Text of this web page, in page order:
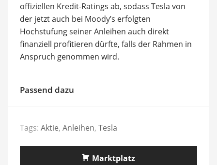
offiziellen Kredit-Ratings ab, sodass Tesla von
der jetzt auch bei Moody’s erfolgten
Hochstufung seiner Anleihen auch direkt
finanziell profitieren dürfte, falls der Rahmen in
Anspruch genommen wird.
Passend dazu
Tags: Aktie, Anleihen, Tesla
Marktplatz